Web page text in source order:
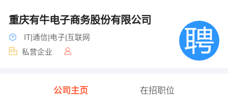
重庆有牛电子商务股份有限公司
IT|通信|电子|互联网
私营企业
公司主页 在招职位